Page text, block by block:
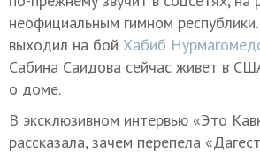
неофициальным гимном
выходил на бой Хабиб
Сабина Саидова сейчас живет в
о доме.
В эксклюзивном интервью «Это
рассказала, зачем перепела